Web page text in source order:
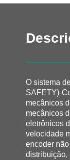
O sistema
SAFETY)-
mecânicos
mecânicos
eletrônicos
velocidade
encoder
distribuição,